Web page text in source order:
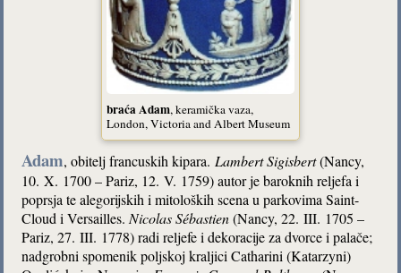
braća Adam, keramička vaza,
London, Victoria and Albert Museum
Adam, obitelj francuskih kipara. Lambert Sigisbert(Nancy,
10. X. 1700 – Pariz, 12. V. 1759) autor je baroknih reljefa i
poprsja te alegorijskih i mitoloških scena u parkovima Saint-
Cloud i Versailles.Nicolas Sébastien(Nancy, 22. III. 1705 –
Pariz, 27. III. 1778) radi reljefe i dekoracije za dvorce i palače;
nadgrobni spomenik poljskoj kraljici Catharini (Katarzyni)